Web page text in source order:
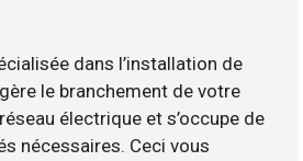
dans l’installation de
le branchement de votre
électrique et s’occupe de
nécessaires. Ceci vous